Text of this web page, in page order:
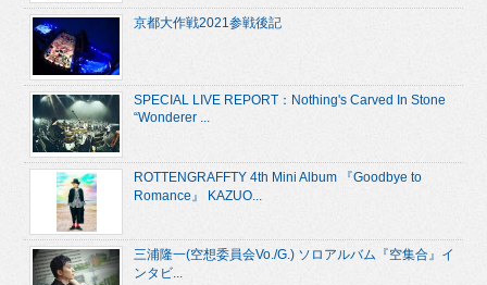
京都大作戦2021参戦後記
SPECIAL LIVE REPORT：Nothing's Carved In Stone
“Wonderer ...
ROTTENGRAFFTY 4th Mini Album 『Goodbye to
Romance』 KAZUO...
三浦隆一(空想委員会Vo./G.) ソロアルバム『空集合』イ
ンタビ...